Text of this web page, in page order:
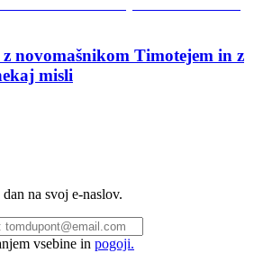
z novomašnikom Timotejem in z
misli
na svoj e-naslov.
vsebine in pogoji.